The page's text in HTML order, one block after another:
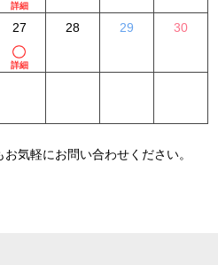
詳細
27
詳細
28 29 30
気軽にお問い合わせください。